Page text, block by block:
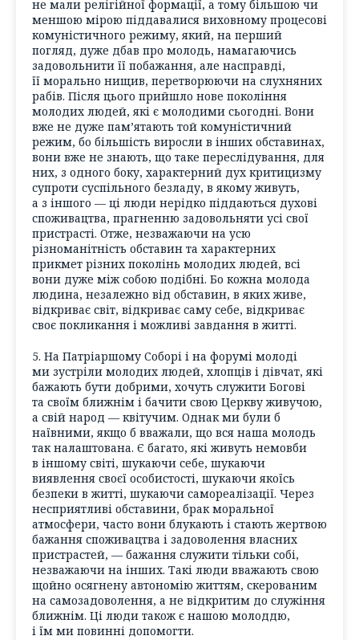
не мали релігійної формації, а тому більшою чи
меншою мірою піддавалися виховному процесові
комуністичного режиму, який, на перший
погляд, дуже дбав про молодь, намагаючись
задовольнити її побажання, але насправді,
її морально нищив, перетворюючи на слухняних
рабів. Після цього прийшло нове покоління
молодих людей, які є молодими сьогодні. Вони
вже не дуже пам’ятають той комуністичний
режим, бо більшість виросли в інших обставинах,
вони вже не знають, що таке переслідування, для
них, з одного боку, характерний дух критицизму
супроти суспільного безладу, в якому живуть,
а з іншого — ці люди нерідко піддаються духові
споживацтва, прагненню задовольняти усі свої
пристрасті. Отже, незважаючи на усю
різноманітність обставин та характерних
прикмет різних поколінь молодих людей, всі
вони дуже між собою подібні. Бо кожна молода
людина, незалежно від обставин, в яких живе,
відкриває світ, відкриває саму себе, відкриває
своє покликання і можливі завдання в житті.
5. На Патріаршому Соборі і на форумі молоді
ми зустріли молодих людей, хлопців і дівчат, які
бажають бути добрими, хочуть служити Богові
та своїм ближнім і бачити свою Церкву живучою,
а свій народ — квітучим. Однак ми були б
наївними, якщо б вважали, що вся наша молодь
так налаштована. Є багато, які живуть немовби
в іншому світі, шукаючи себе, шукаючи
виявлення своєї особистості, шукаючи якоїсь
безпеки в житті, шукаючи самореалізації. Через
несприятливі обставини, брак моральної
атмосфери, часто вони блукають і стають жертвою
бажання споживацтва і задоволення власних
пристрастей, — бажання служити тільки собі,
незважаючи на інших. Такі люди вважають свою
щойно осягнену автономію життям, скерованим
на самозадоволення, а не відкритим до служіння
ближнім. Ці люди також є нашою молоддю,
і їм ми повинні допомогти.